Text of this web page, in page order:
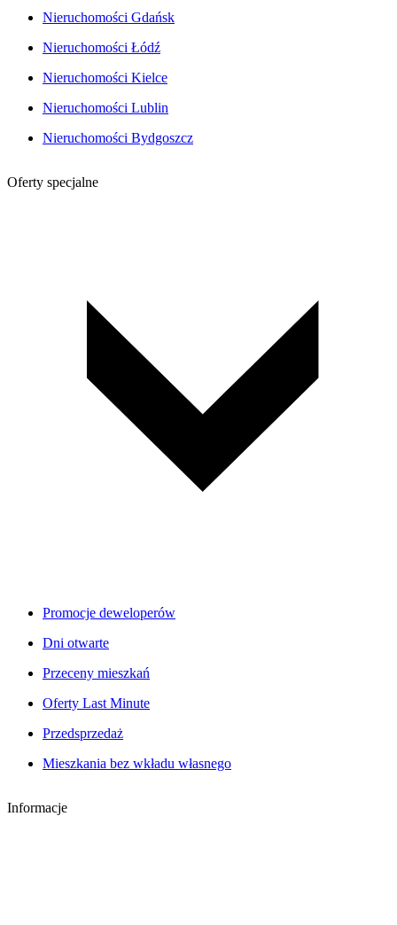
Nieruchomości Gdańsk
Nieruchomości Łódź
Nieruchomości Kielce
Nieruchomości Lublin
Nieruchomości Bydgoszcz
Oferty specjalne
Promocje deweloperów
Dni otwarte
Przeceny mieszkań
Oferty Last Minute
Przedsprzedaż
Mieszkania bez wkładu własnego
Informacje